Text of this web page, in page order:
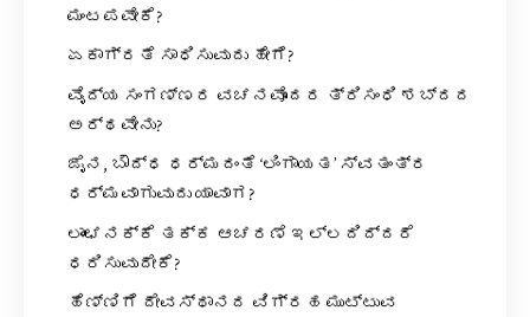
ಮಂಟಪವೇಕೆ?
ಏಕಾಗ್ರತೆ ಸಾಧಿಸುವುದು ಹೇಗೆ?
ವೈದ್ಯ ಸಂಗಣ್ಣರ ವಚನವೊಂದರ ತ್ರಿಸಂಧಿ ಶಬ್ದದ
ಅರ್ಥವೇನು?
ಜೈನ, ಬೌದ್ಧ ಧರ್ಮದಂತೆ ‘ಲಿಂಗಾಯತ’ ಸ್ವತಂತ್ರ
ಧರ್ಮವಾಗುವುದು ಯಾವಾಗ?
ಲಾಂಛನಕ್ಕೆ ತಕ್ಕ ಆಚರಣೆ ಇಲ್ಲದಿದ್ದರೆ
ಧರಿಸುವುದೇಕೆ?
ಹೆಣ್ಣಿಗೆ ದೇವಸ್ಥಾನದ ವಿಗ್ರಹ ಮುಟ್ಟುವ